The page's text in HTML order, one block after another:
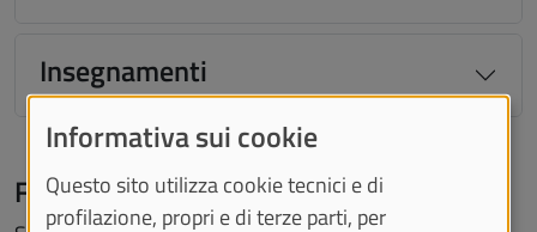
Insegnamenti
Figure professionali
Informativa sui cookie
Questo sito utilizza cookie tecnici e di
profilazione, propri e di terze parti, per